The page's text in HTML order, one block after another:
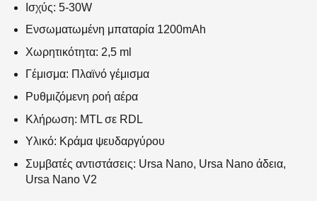
Ισχύς: 5-30W
Ενσωματωμένη μπαταρία 1200mAh
Χωρητικότητα: 2,5 ml
Γέμισμα: Πλαϊνό γέμισμα
Ρυθμιζόμενη ροή αέρα
Κλήρωση: MTL σε RDL
Υλικό: Κράμα ψευδαργύρου
Συμβατές αντιστάσεις: Ursa Nano, Ursa Nano άδεια,
Ursa Nano V2